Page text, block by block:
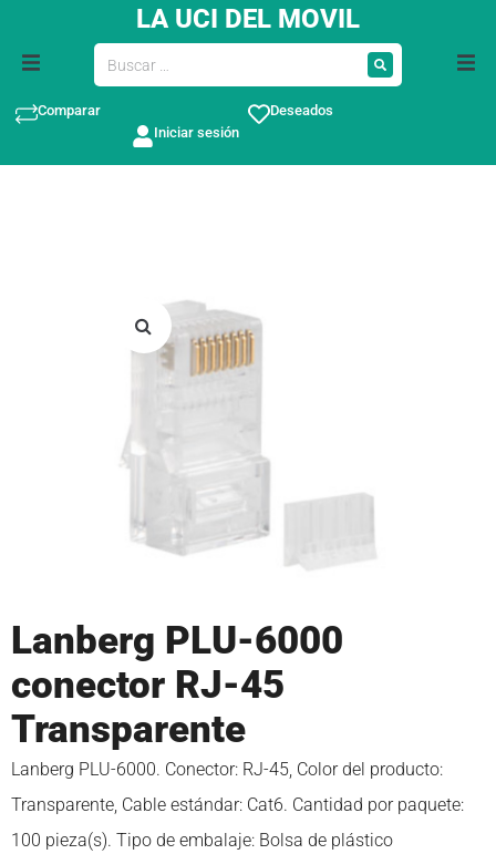
LA UCI DEL MOVIL
Comparar
Deseados
Iniciar sesión
Lanberg PLU-6000
conector RJ-45
Transparente
Lanberg PLU-6000. Conector: RJ-45, Color del producto:
Transparente, Cable estándar: Cat6. Cantidad por paquete:
100 pieza(s). Tipo de embalaje: Bolsa de plástico